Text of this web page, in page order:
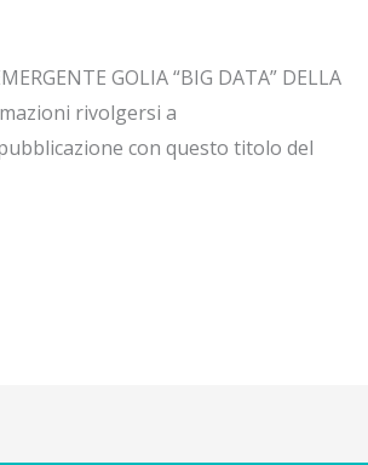
GOLIA “BIG DATA” DELLA
rivolgersi a
con questo titolo del